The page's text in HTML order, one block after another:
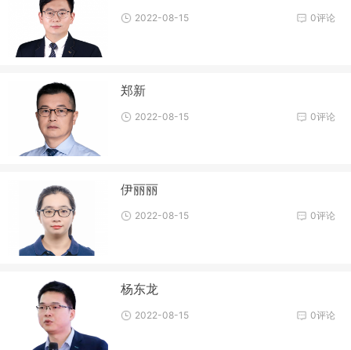
0评论
2022-08-15
郑新
0评论
2022-08-15
伊丽丽
0评论
2022-08-15
杨东龙
0评论
2022-08-15